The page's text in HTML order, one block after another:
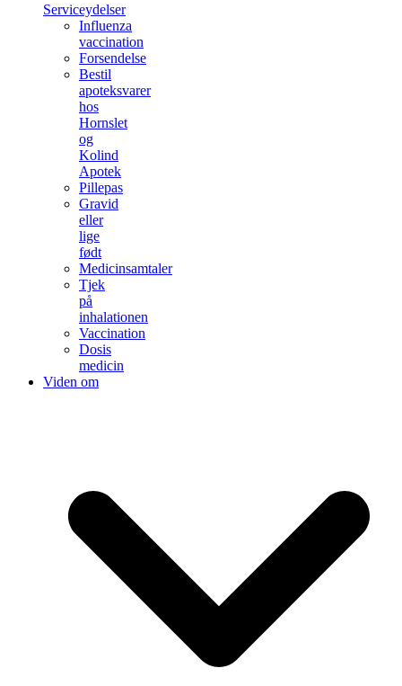
Serviceydelser
Influenza
vaccination
Forsendelse
Bestil
apoteksvarer
hos
Hornslet
og
Kolind
Apotek
Pillepas
Gravid
eller
lige
født
Medicinsamtaler
Tjek
på
inhalationen
Vaccination
Dosis
medicin
Viden om